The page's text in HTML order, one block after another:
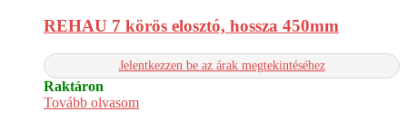
REHAU 7 körös elosztó, hossza 450mm
Jelentkezzen be az árak megtekintéséhez
Raktáron
Tovább olvasom